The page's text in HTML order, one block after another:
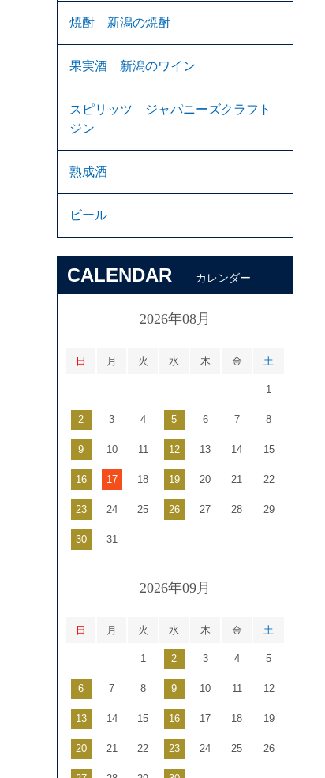
焼酎 新潟の焼酎
果実酒 新潟のワイン
スピリッツ ジャパニーズクラフト
ジン
熟成酒
ビール
CALENDAR カレンダー
2026年08月
日 月 火 水 木 金 土
1
2 3 4 5 6 7 8
9 10 11 12 13 14 15
16 17 18 19 20 21 22
23 24 25 26 27 28 29
30 31
2026年09月
日 月 火 水 木 金 土
1 2 3 4 5
6 7 8 9 10 11 12
13 14 15 16 17 18 19
20 21 22 23 24 25 26